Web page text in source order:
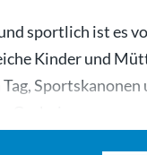
sportlich ist es
Kinder und